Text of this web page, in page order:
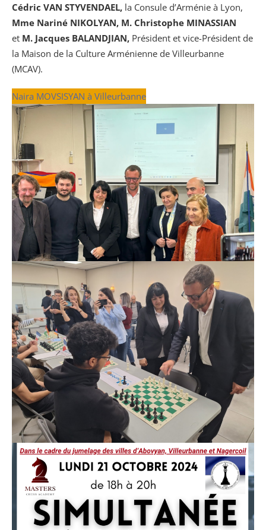
Cédric VAN STYVENDAEL, la Consule d’Arménie à Lyon,
Mme Nariné NIKOLYAN, M. Christophe MINASSIAN
et M. Jacques BALANDJIAN, Président et vice-Président de
la Maison de la Culture Arménienne de Villeurbanne
(MCAV).
Naira MOVSISYAN à Villeurbanne